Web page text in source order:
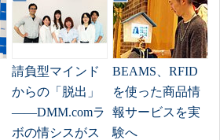
請負型マインド
からの「脱出」
――DMM.comラ
ボの情シスがス
BEAMS、RFID
を使った商品情
報サービスを実
験へ